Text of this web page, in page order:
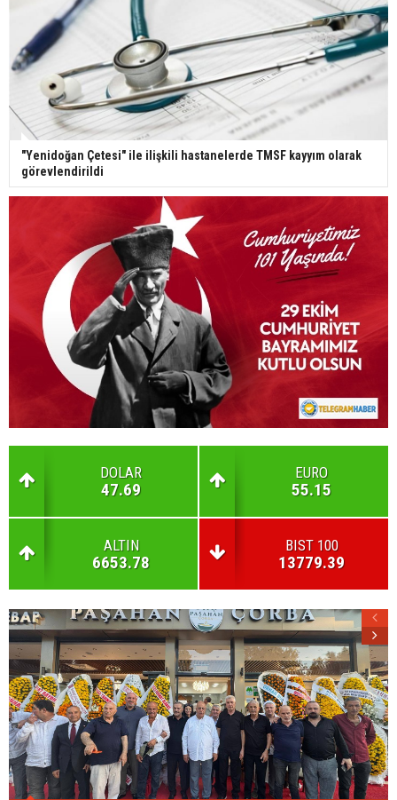
"Yenidoğan Çetesi" ile ilişkili hastanelerde TMSF kayyım olarak
görevlendirildi
DOLAR
47.69
EURO
55.15
ALTIN
6653.78
BIST 100
13779.39